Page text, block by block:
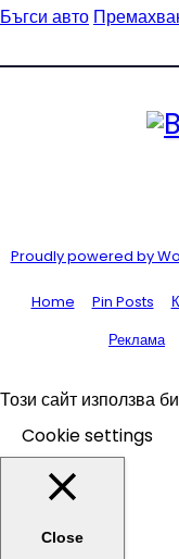
Бъгси авто
Proudly powered by
Home Pin Posts
Реклама
Този сайт използва
Cookie settings
Close